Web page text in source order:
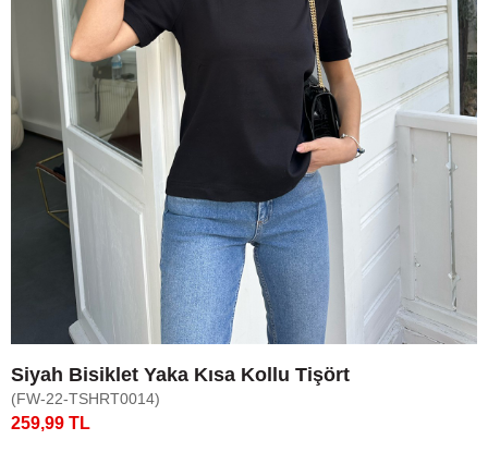
Siyah Bisiklet Yaka Kısa Kollu Tişört
(FW-22-TSHRT0014)
259,99 TL